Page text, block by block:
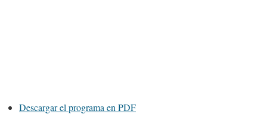
Descargar el programa en PDF